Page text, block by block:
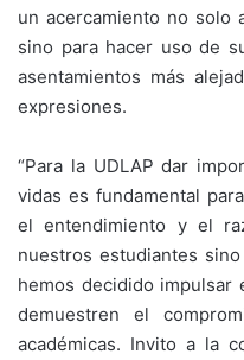
un acercamiento no solo
sino para hacer uso de
asentamientos más
expresiones.
“Para la UDLAP dar
vidas es fundamental
el entendimiento y el
nuestros estudiantes
hemos decidido impulsar
demuestren el
académicas. Invito a la